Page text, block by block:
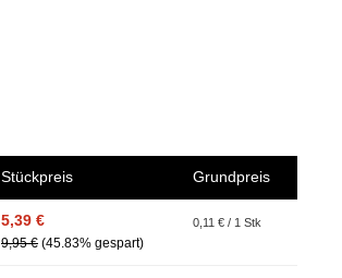
Stückpreis Grundpreis
5,39 €
9,95 € (45.83% gespart)
0,11 € / 1 Stk